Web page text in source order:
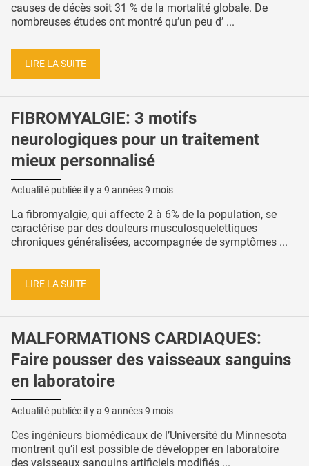
causes de décès soit 31 % de la mortalité globale. De
nombreuses études ont montré qu’un peu d’ ...
LIRE LA SUITE
FIBROMYALGIE: 3 motifs
neurologiques pour un traitement
mieux personnalisé
Actualité publiée il y a 9 années 9 mois
La fibromyalgie, qui affecte 2 à 6% de la population, se
caractérise par des douleurs musculosquelettiques
chroniques généralisées, accompagnée de symptômes ...
LIRE LA SUITE
MALFORMATIONS CARDIAQUES:
Faire pousser des vaisseaux sanguins
en laboratoire
Actualité publiée il y a 9 années 9 mois
Ces ingénieurs biomédicaux de l’Université du Minnesota
montrent qu’il est possible de développer en laboratoire
des vaisseaux sanguins artificiels modifiés ...